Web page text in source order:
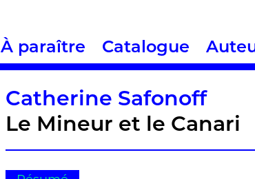
À paraître Catalogue
Catherine Safonoff
Le Mineur et le Canari